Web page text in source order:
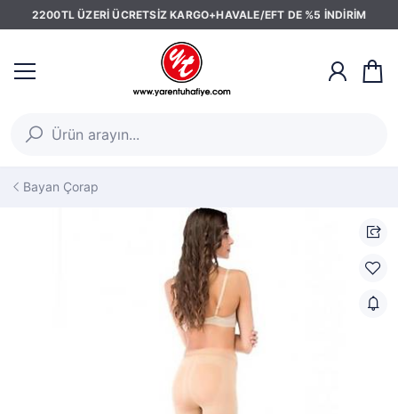
2200TL ÜZERİ ÜCRETSİZ KARGO+HAVALE/EFT DE %5 İNDİRİM
Bayan Çorap